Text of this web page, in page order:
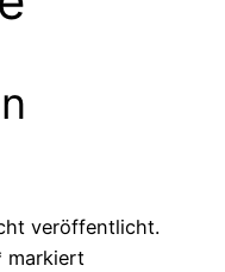
veröffentlicht.
markiert